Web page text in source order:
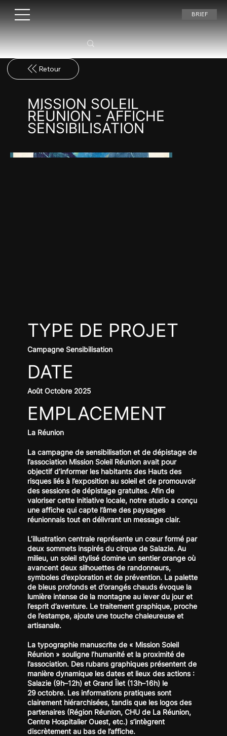
BRIEF
Retour
MISSION SOLEIL
RÉUNION - AFFICHE
SENSIBILISATION
TYPE DE PROJET
Campagne Sensibilisation
DATE
Août Octobre 2025
EMPLACEMENT
La Réunion
La campagne de sensibilisation et de dépistage de
l’association Mission Soleil Réunion avait pour
objectif d’informer les habitants des Hauts des
risques liés à l’exposition au soleil et de promouvoir
des sessions de dépistage gratuites. Afin de
valoriser cette initiative locale, notre studio a conçu
une affiche qui capte l’âme des paysages
réunionnais tout en délivrant un message clair.
L’illustration centrale représente un cœur formé par
deux sommets inspirés du cirque de Salazie. Au
milieu, un soleil stylisé domine un sentier orange où
avancent deux silhouettes de randonneurs,
symboles d’exploration et de prévention. La palette
de bleus profonds et d’orangés chauds évoque la
lumière intense de la montagne au lever du jour et
l’esprit d’aventure. Le traitement graphique, proche
de l’estampe, ajoute une touche chaleureuse et
artisanale.
La typographie manuscrite de « Mission Soleil
Réunion » souligne l’humanité et la proximité de
l’association. Des rubans graphiques présentent de
manière dynamique les dates et lieux des actions :
Salazie (9h–12h) et Grand Îlet (13h–16h) le
29 octobre. Les informations pratiques sont
clairement hiérarchisées, tandis que les logos des
partenaires (Région Réunion, CHU de La Réunion,
Centre Hospitalier Ouest, etc.) s’intègrent
discrètement au bas de l’affiche.